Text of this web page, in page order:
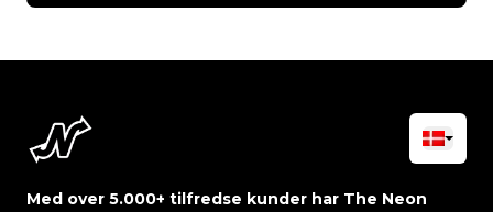
Med over 5.000+ tilfredse kunder har The Neon